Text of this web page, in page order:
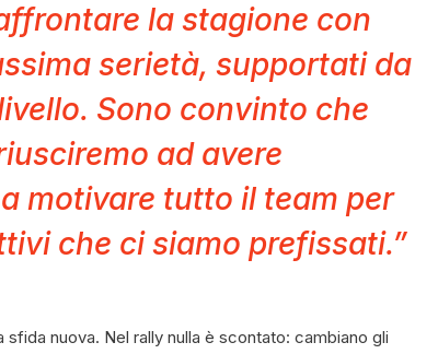
la stagione con
serietà, supportati da
Sono convinto che
ad avere
motivare tutto il team per
che ci siamo prefissati.”
nuova. Nel rally nulla è scontato: cambiano gli